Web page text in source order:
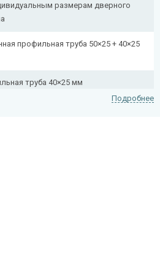
размерам дверного
профильная труба 50×25 + 40×25
труба 40×25 мм
Подробнее